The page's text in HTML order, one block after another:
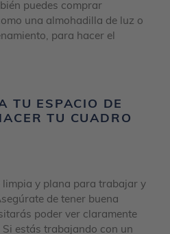
puedes comprar
una almohadilla de luz o
para hacer el
TU ESPACIO DE
TU CUADRO
y plana para trabajar y
de tener buena
poder ver claramente
estás trabajando con un